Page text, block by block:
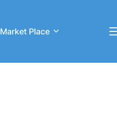
Market Place